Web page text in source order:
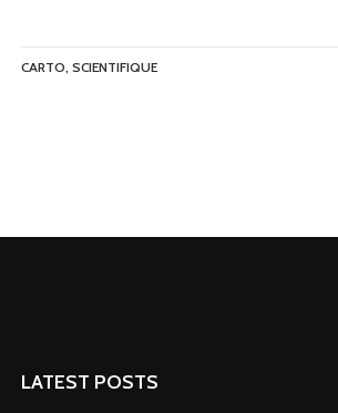
CARTO, SCIENTIFIQUE
LATEST POSTS